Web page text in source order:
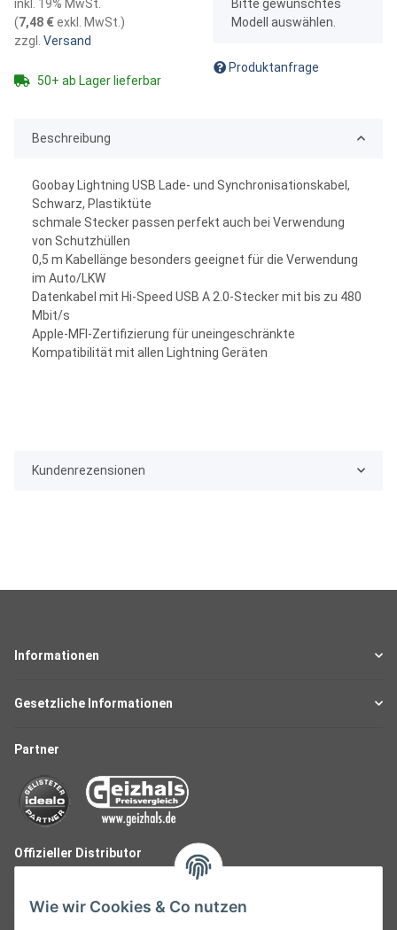
inkl. 19% MwSt.
(7,48 €exkl. MwSt. )
zzgl.
Versand
50+ ab Lager lieferbar
Bitte gewünschtes
Modell auswählen.
Produktanfrage
Beschreibung
Goobay Lightning USB Lade- und Synchronisationskabel,
Schwarz, Plastiktüte
schmale Stecker passen perfekt auch bei Verwendung
von Schutzhüllen
0,5 m Kabellänge besonders geeignet für die Verwendung
im Auto/LKW
Datenkabel mit Hi-Speed USB A 2.0-Stecker mit bis zu 480
Mbit/s
Apple-MFI-Zertifizierung für uneingeschränkte
Kompatibilität mit allen Lightning Geräten
Kundenrezensionen
Informationen
Gesetzliche Informationen
Partner
Offizieller Distributor
Wie wir Cookies & Co nutzen